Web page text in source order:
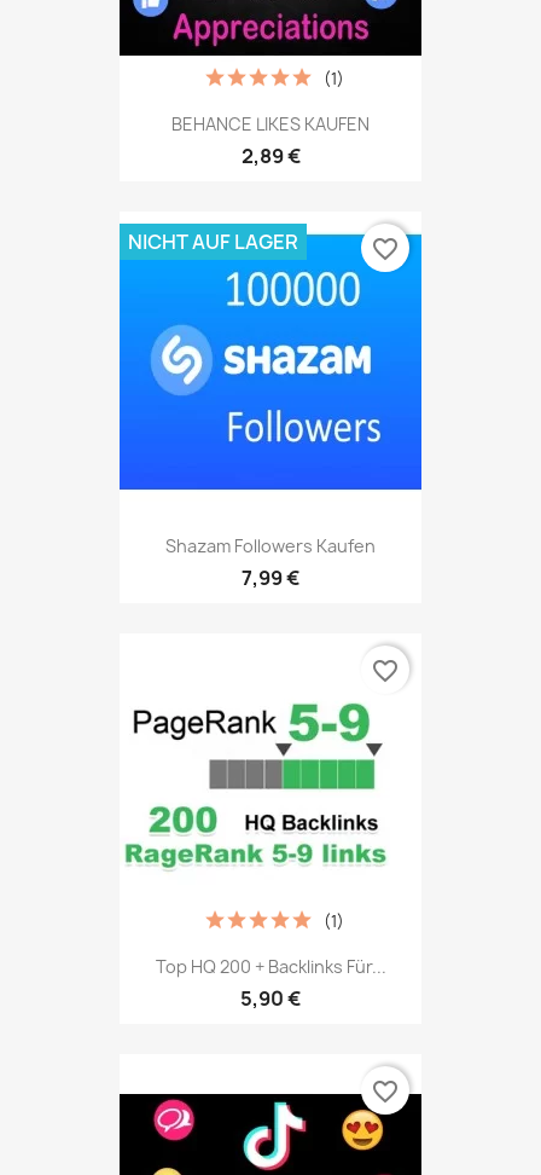
BEHANCE LIKES KAUFEN
2,89 €
(1)
Shazam Followers Kaufen
7,99 €
NICHT AUF LAGER favorite_border
Top HQ 200 + Backlinks Für...
5,90 €
(1)
favorite_border
favorite_border